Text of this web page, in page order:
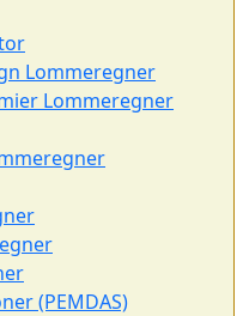
Lommeregner
Lommeregner
(PEMDAS)